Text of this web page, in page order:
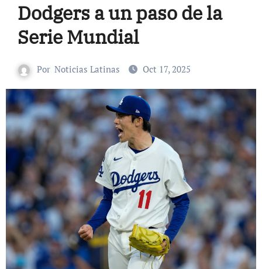
Dodgers a un paso de la
Serie Mundial
Por Noticias Latinas Oct 17, 2025